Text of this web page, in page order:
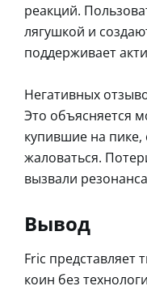
реакций.
лягушкой и
поддерживает
Негативных
Это объясняется
купившие на
жаловаться.
вызвали
Вывод
Fric
коин без